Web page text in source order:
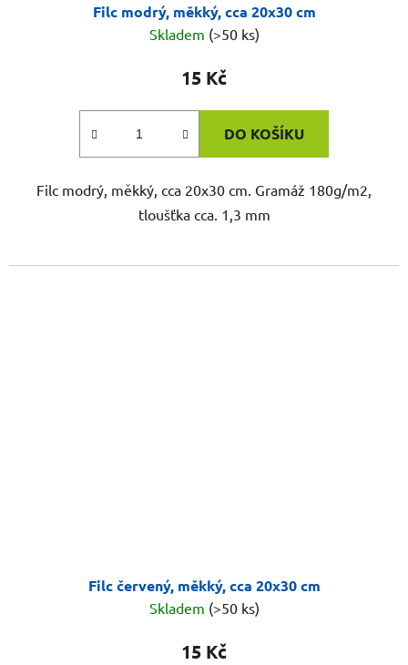
Filc modrý, měkký, cca 20x30 cm
Skladem (>50 ks)
15 Kč
DO KOŠÍKU
Filc modrý, měkký, cca 20x30 cm. Gramáž 180g/m2,
tloušťka cca. 1,3 mm
Filc červený, měkký, cca 20x30 cm
Skladem (>50 ks)
15 Kč